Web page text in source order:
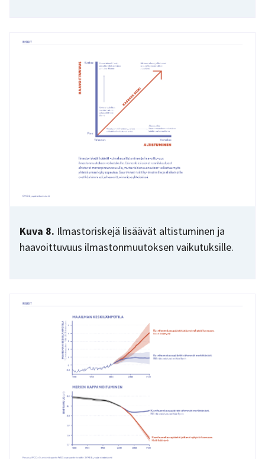
Kuva 8. Ilmastoriskejä lisäävät altistuminen ja
haavoittuvuus ilmastonmuutoksen vaikutuksille.